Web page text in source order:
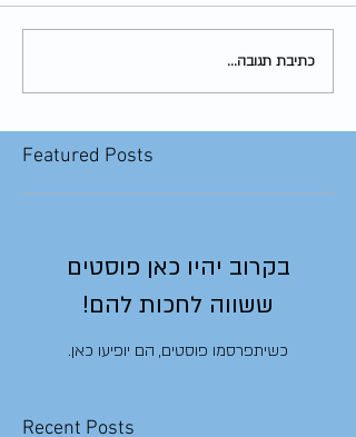
כתיבת תגובה...
Featured Posts
בקרוב יהיו כאן פוסטים
ששווה לחכות להם!
כשיתפרסמו פוסטים, הם יופיעו כאן.
Recent Posts